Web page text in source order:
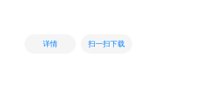
详情 扫一扫下载